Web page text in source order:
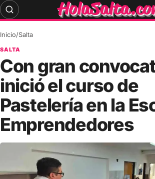
Skip
to
Inicio/Salta
SALTA
Con gran
inició el curso de
Pastelería en la
Emprendedores